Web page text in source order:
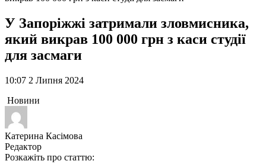
У Запоріжжі затримали зловмисника,
який викрав 100 000 грн з каси студії
для засмаги
10:07 2 Липня 2024
Новини
Катерина Касімова
Редактор
Розкажіть про статтю: